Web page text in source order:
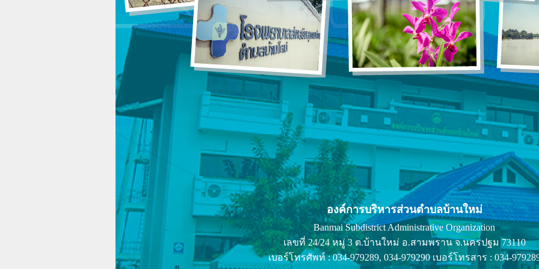
องค์การบริหารส่วนตำบลบ้านใหม่
Banmai Subdistrict Administrative Organization
เลขที่ 24/24 หมู่ 3 ต.บ้านใหม่ อ.สามพราน จ.นครปฐม 73110
เบอร์โทรศัพท์ : 034-979289, 034-979290 เบอร์โทรสาร : 034-